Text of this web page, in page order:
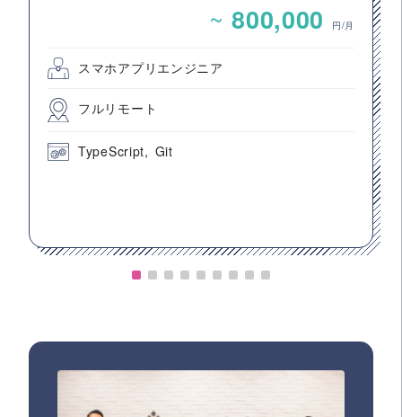
~ 800,000 円/月
スマホアプリエンジニア
フルリモート
TypeScript Git